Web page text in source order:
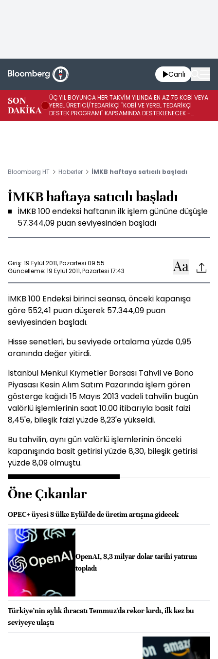
Canlı
SON
DAKİKA
ÜÇ YIL BOYUNCA HER TAKVİM YILINDA EN AZ 75 KOBİ VEYA
YEREL ÜRETİCİ/TEDARİKÇİ "KOBİ VE YEREL TEDARİKÇİ
DESTEK PROGRAMI" KAPSAMINDA DESTEKLENECEK -
REKABET KURUMU
Bloomberg HT Haberler İMKB haftaya satıcılı başladı
İMKB haftaya satıcılı başladı
İMKB 100 endeksi haftanın ilk işlem gününe düşüşle
57.344,09 puan seviyesinden başladı
Giriş: 19 Eylül 2011, Pazartesi 09:55
Güncelleme: 19 Eylül 2011, Pazartesi 17:43
İMKB 100 Endeksi birinci seansa, önceki kapanışa
göre 552,41 puan düşerek 57.344,09 puan
seviyesinden başladı.
Hisse senetleri, bu seviyede ortalama yüzde 0,95
oranında değer yitirdi.
İstanbul Menkul Kıymetler Borsası Tahvil ve Bono
Piyasası Kesin Alım Satım Pazarında işlem gören
gösterge kağıdı 15 Mayıs 2013 vadeli tahvilin bugün
valörlü işlemlerinin saat 10.00 itibarıyla basit faizi
8,45'e, bileşik faizi yüzde 8,23'e yükseldi.
Bu tahvilin, aynı gün valörlü işlemlerinin önceki
kapanışında basit getirisi yüzde 8,30, bileşik getirisi
yüzde 8,09 olmuştu.
Öne Çıkanlar
OPEC+ üyesi 8 ülke Eylül'de de üretim artışına gidecek
OpenAI, 8,3 milyar dolar tarihi yatırım
topladı
Türkiye’nin aylık ihracatı Temmuz'da rekor kırdı, ilk kez bu
seviyeye ulaştı